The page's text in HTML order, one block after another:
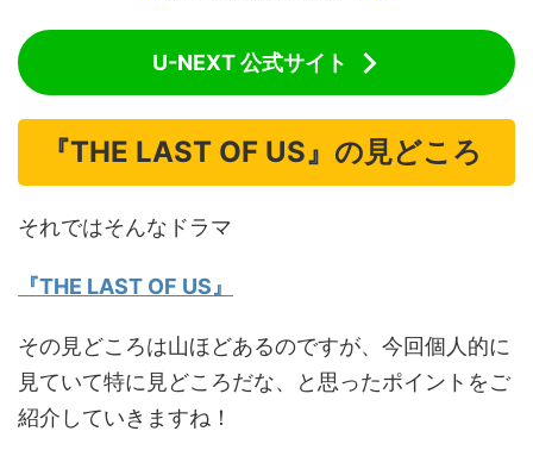
U-NEXT 公式サイト
『THE LAST OF US』の見どころ
それではそんなドラマ
『THE LAST OF US』
その見どころは山ほどあるのですが、今回個人的に
見ていて特に見どころだな、と思ったポイントをご
紹介していきますね！